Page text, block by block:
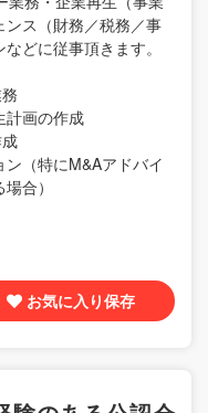
ス（財務／税務／事
どに従事頂きます。
計画の作成
（特にM&Aアドバイ
合）
お気に入り保存